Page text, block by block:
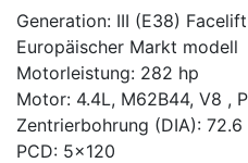
Generation: III (E38)
Europäischer Markt modell
Motorleistung: 282 hp
Motor: 4.4L, M62B44, V8 ,
Zentrierbohrung (DIA): 72.6
PCD: 5x120